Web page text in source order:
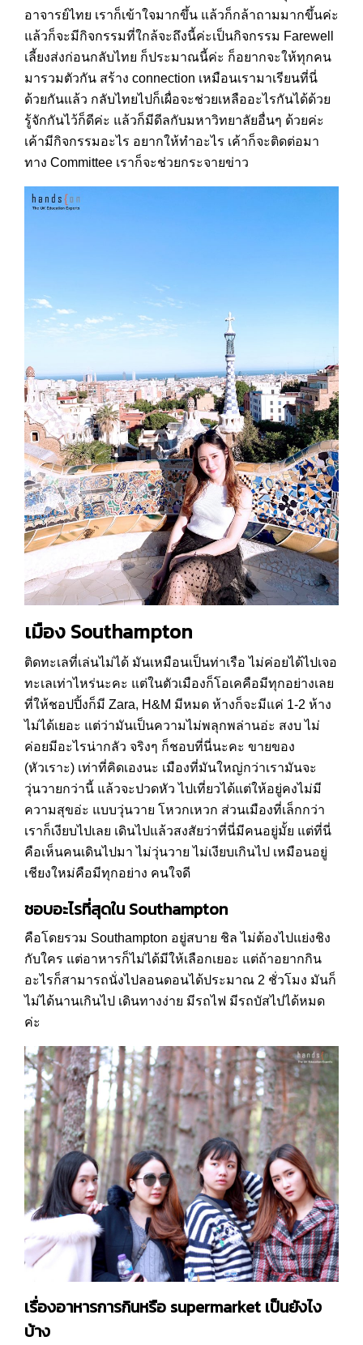
อาจารย์ไทย เราก็เข้าใจมากขึ้น แล้วก็กล้าถามมากขึ้นค่ะ
แล้วก็จะมีกิจกรรมที่ใกล้จะถึงนี้ค่ะเป็นกิจกรรม Farewell
เลี้ยงส่งก่อนกลับไทย ก็ประมาณนี้ค่ะ ก็อยากจะให้ทุกคน
มารวมตัวกัน สร้าง connection เหมือนเรามาเรียนที่นี่
ด้วยกันแล้ว กลับไทยไปก็เผื่อจะช่วยเหลืออะไรกันได้ด้วย
รู้จักกันไว้ก็ดีค่ะ แล้วก็มีดีลกับมหาวิทยาลัยอื่นๆ ด้วยค่ะ
เค้ามีกิจกรรมอะไร อยากให้ทำอะไร เค้าก็จะติดต่อมา
ทาง Committee เราก็จะช่วยกระจายข่าว
เมือง Southampton
ติดทะเลที่เล่นไม่ได้ มันเหมือนเป็นท่าเรือ ไม่ค่อยได้ไปเจอ
ทะเลเท่าไหร่นะคะ แต่ในตัวเมืองก็โอเคคือมีทุกอย่างเลย
ที่ให้ชอปปิ้งก็มี Zara, H&M มีหมด ห้างก็จะมีแค่ 1-2 ห้าง
ไม่ได้เยอะ แต่ว่ามันเป็นความไม่พลุกพล่านอ่ะ สงบ ไม่
ค่อยมีอะไรน่ากลัว จริงๆ ก็ชอบที่นี่นะคะ ขายของ
(หัวเราะ) เท่าที่คิดเองนะ เมืองที่มันใหญ่กว่าเรามันจะ
วุ่นวายกว่านี้ แล้วจะปวดหัว ไปเที่ยวได้แต่ให้อยู่คงไม่มี
ความสุขอ่ะ แบบวุ่นวาย โหวกเหวก ส่วนเมืองที่เล็กกว่า
เราก็เงียบไปเลย เดินไปแล้วสงสัยว่าที่นี่มีคนอยู่มั้ย แต่ที่นี่
คือเห็นคนเดินไปมา ไม่วุ่นวาย ไม่เงียบเกินไป เหมือนอยู่
เชียงใหม่คือมีทุกอย่าง คนใจดี
ชอบอะไรที่สุดใน Southampton
คือโดยรวม Southampton อยู่สบาย ชิล ไม่ต้องไปแย่งชิง
กับใคร แต่อาหารก็ไม่ได้มีให้เลือกเยอะ แต่ถ้าอยากกิน
อะไรก็สามารถนั่งไปลอนดอนได้ประมาณ 2 ชั่วโมง มันก็
ไม่ได้นานเกินไป เดินทางง่าย มีรถไฟ มีรถบัสไปได้หมด
ค่ะ
เรื่องอาหารการกินหรือ supermarket เป็นยังไง
บ้าง